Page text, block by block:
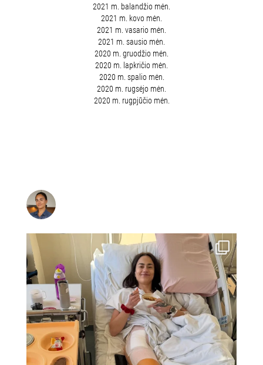
2021 m. balandžio mėn.
2021 m. kovo mėn.
2021 m. vasario mėn.
2021 m. sausio mėn.
2020 m. gruodžio mėn.
2020 m. lapkričio mėn.
2020 m. spalio mėn.
2020 m. rugsėjo mėn.
2020 m. rugpjūčio mėn.